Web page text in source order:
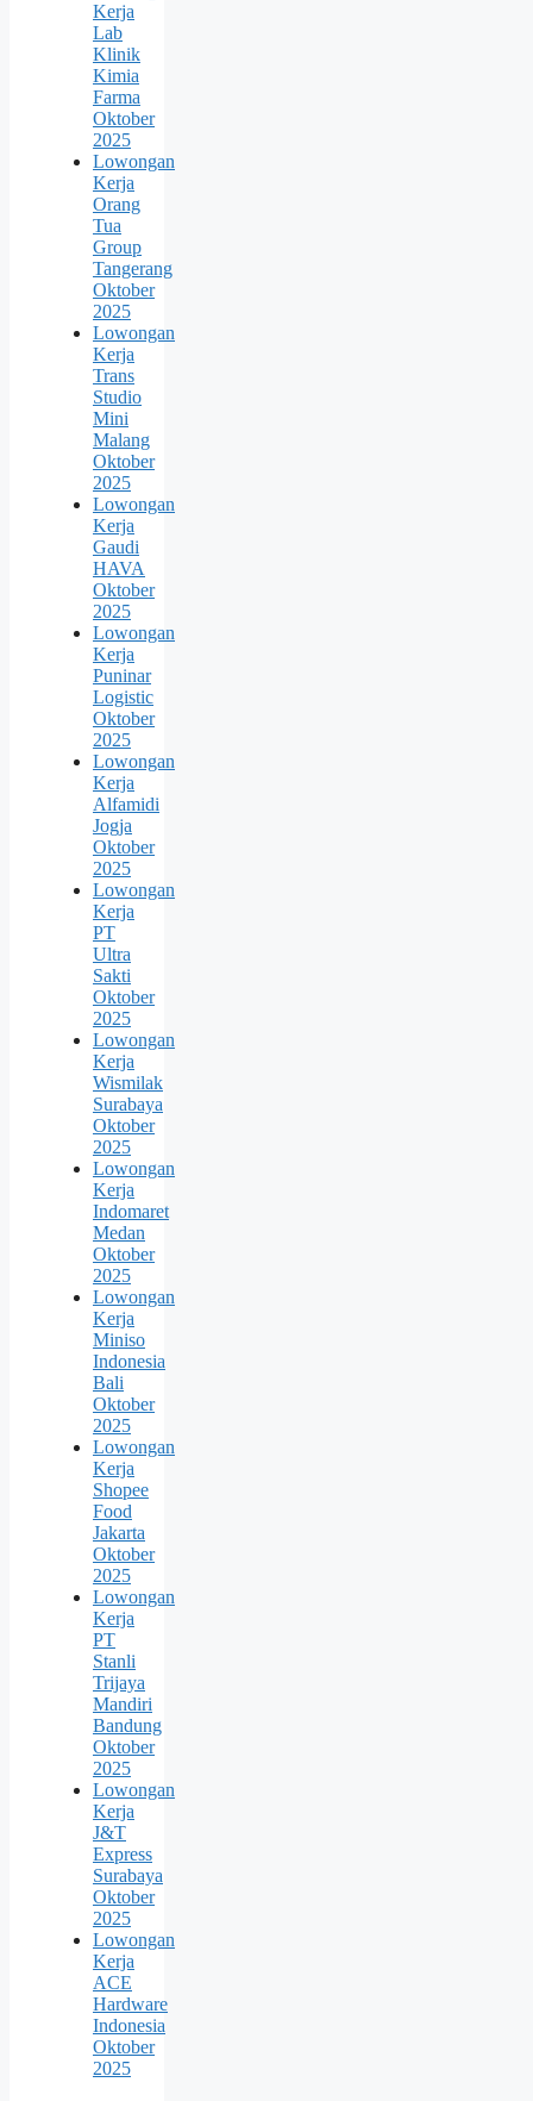
Kerja
Lab
Klinik
Kimia
Farma
Oktober
2025
Lowongan
Kerja
Orang
Tua
Group
Tangerang
Oktober
2025
Lowongan
Kerja
Trans
Studio
Mini
Malang
Oktober
2025
Lowongan
Kerja
Gaudi
HAVA
Oktober
2025
Lowongan
Kerja
Puninar
Logistic
Oktober
2025
Lowongan
Kerja
Alfamidi
Jogja
Oktober
2025
Lowongan
Kerja
PT
Ultra
Sakti
Oktober
2025
Lowongan
Kerja
Wismilak
Surabaya
Oktober
2025
Lowongan
Kerja
Indomaret
Medan
Oktober
2025
Lowongan
Kerja
Miniso
Indonesia
Bali
Oktober
2025
Lowongan
Kerja
Shopee
Food
Jakarta
Oktober
2025
Lowongan
Kerja
PT
Stanli
Trijaya
Mandiri
Bandung
Oktober
2025
Lowongan
Kerja
J&T
Express
Surabaya
Oktober
2025
Lowongan
Kerja
ACE
Hardware
Indonesia
Oktober
2025